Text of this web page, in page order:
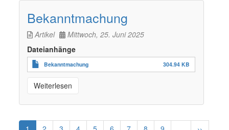
Bekanntmachung
Artikel
Mittwoch, 25. Juni 2025
Dateianhänge
Bekanntmachung 304.94 KB
Weiterlesen
Seitennummerierung